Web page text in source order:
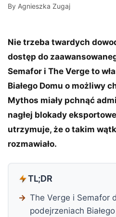
By Agnieszka Zugaj
Nie trzeba twardych
dostęp do
Semafor i The Verge to
Białego Domu o możliwy
Mythos miały pchnąć
nagłej blokady
utrzymuje, że o takim
rozmawiało.
TL;DR
The Verge i Semafor
podejrzeniach